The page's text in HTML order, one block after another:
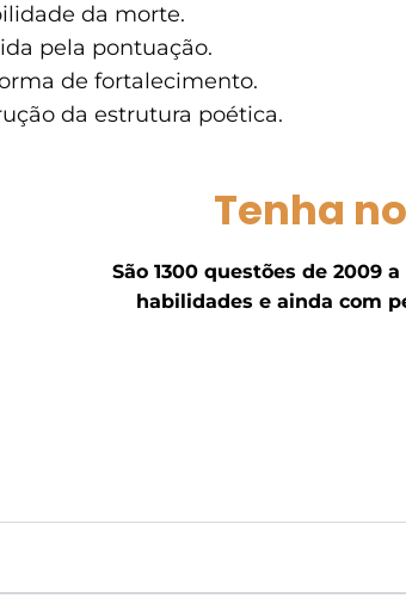
da morte.
pela pontuação.
de fortalecimento.
da estrutura poética.
Tenha
São 1300 questões de 2009
habilidades e ainda com